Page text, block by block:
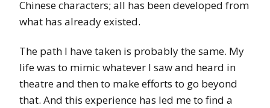
Chinese characters; all has been developed from
what has already existed.
The path I have taken is probably the same. My
life was to mimic whatever I saw and heard in
theatre and then to make efforts to go beyond
that. And this experience has led me to find a